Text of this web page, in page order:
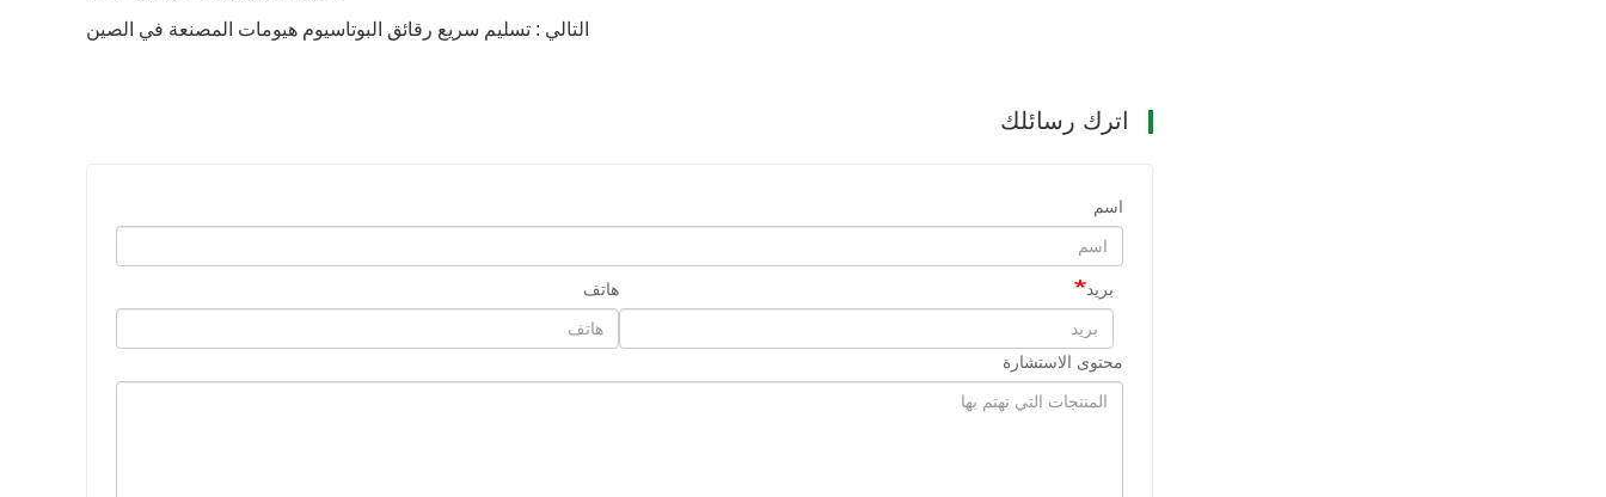
التالي : تسليم سريع رقائق البوتاسيوم هيومات المصنعة في الصين
اترك رسائلك
اسم
بريد هاتف
محتوى الاستشارة